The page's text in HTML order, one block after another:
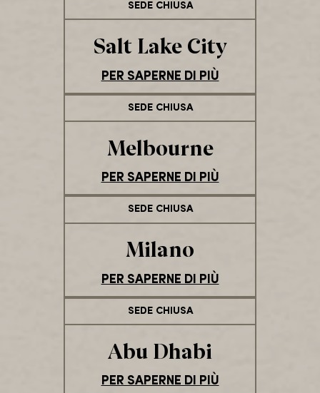
SEDE CHIUSA
Salt Lake City
PER SAPERNE DI PIÙ
SEDE CHIUSA
Melbourne
PER SAPERNE DI PIÙ
SEDE CHIUSA
Milano
PER SAPERNE DI PIÙ
SEDE CHIUSA
Abu Dhabi
PER SAPERNE DI PIÙ